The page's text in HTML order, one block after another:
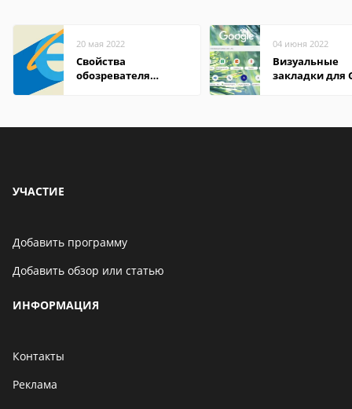
20 мая 2022
Свойства
обозревателя
04 июня 2022
Визуальные
закладки для
УЧАСТИЕ
Добавить программу
Добавить обзор или статью
ИНФОРМАЦИЯ
Контакты
Реклама